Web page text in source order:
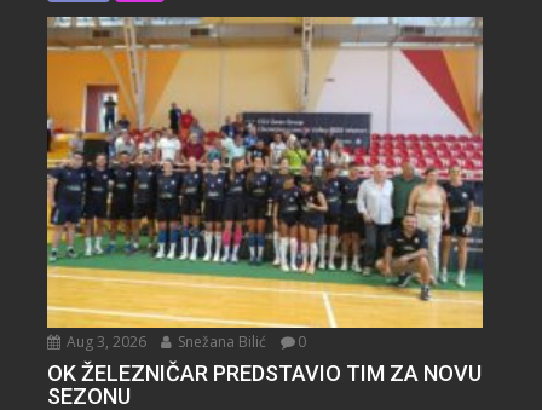
Aug 3, 2026 Snežana Bilić 0
OK ŽELEZNIČAR PREDSTAVIO TIM ZA NOVU
SEZONU